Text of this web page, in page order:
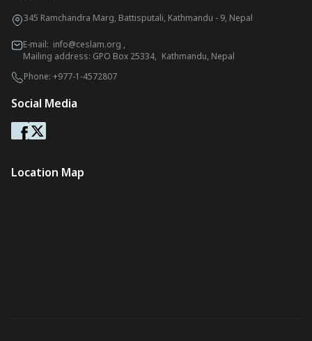
345 Ramchandra Marg, Battisputali, Kathmandu - 9, Nepal
E-mail: info@ceslam.org ,
Mailing address: GPO Box 25334, Kathmandu, Nepal
Phone: +977-1-4572807
Social Media
Location Map